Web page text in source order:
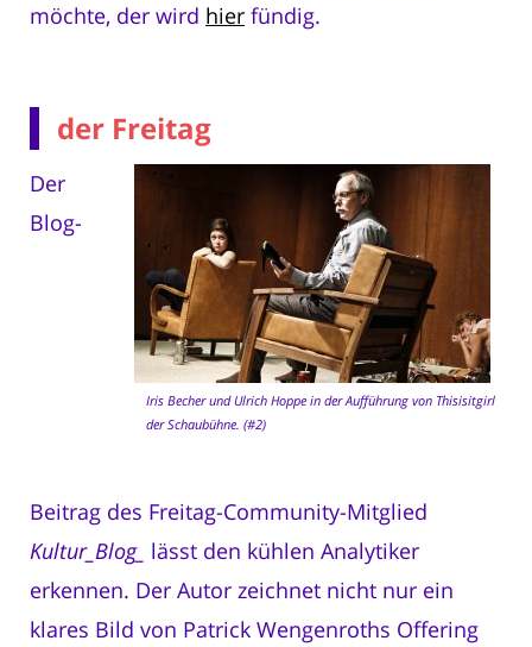
möchte, der wird hier fündig.
der Freitag
Iris Becher und Ulrich Hoppe in der Aufführung von Thisisitgirl
der Schaubühne. (#2)
Der
Blog-
Beitrag des Freitag-Community-Mitglied
Kultur_Blog_ lässt den kühlen Analytiker
erkennen. Der Autor zeichnet nicht nur ein
klares Bild von Patrick Wengenroths Offering